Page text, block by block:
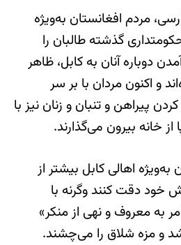
مردم افغانستان به‌ویژه
گذشته طالبان را
دوباره آنان به کابل، ظاهر
و اکنون مردان با بر سر
پیراهن و تنبان و زنان نیز با
خانه بیرون می‌گذارند.
اهالی کابل بیشتر از
خود دقت کنند وگرنه با
به معروف و نهی از منکر»
و مزه شلاق را می‌چشند.